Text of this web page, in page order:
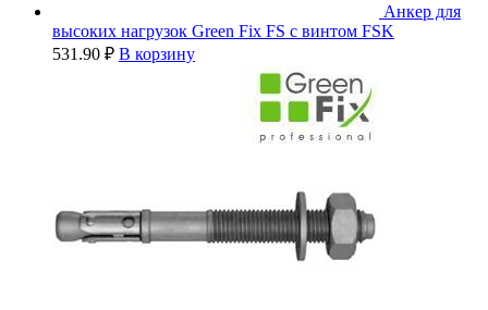
Анкер для
высоких нагрузок Green Fix FS с винтом FSK
531.90 ₽ В корзину